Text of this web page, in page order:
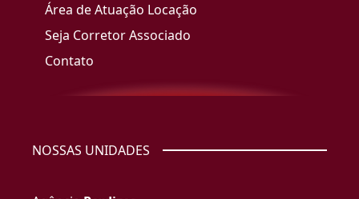
Área de Atuação Locação
Seja Corretor Associado
Contato
NOSSAS UNIDADES